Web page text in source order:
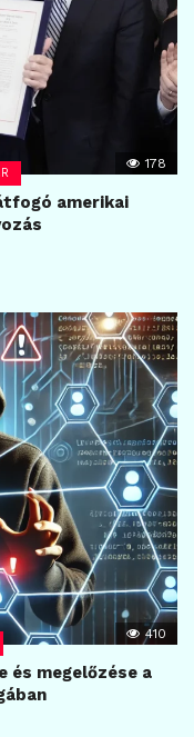
178
amerikai
410
és megelőzése a